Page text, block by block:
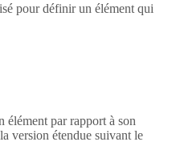
pour définir un élément qui
élément par rapport à son
version étendue suivant le